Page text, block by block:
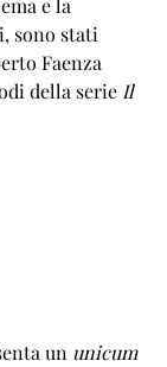
e la
sono stati
Faenza
della serie Il
un unicum